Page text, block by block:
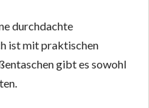
durchdachte
ist mit praktischen
gibt es sowohl